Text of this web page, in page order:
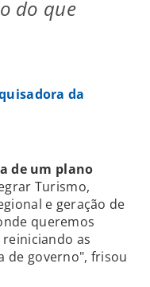
do que
da
de um plano
Turismo,
e geração de
queremos
as
de governo", frisou